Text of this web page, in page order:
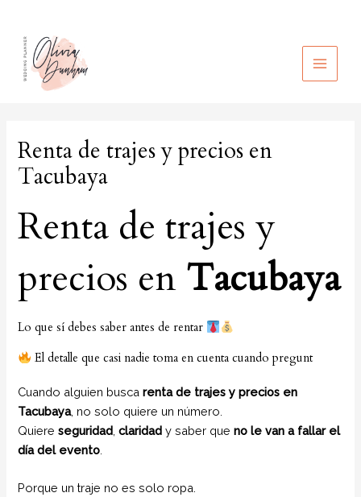
contenido
MAIN
Renta de trajes y precios en
Tacubaya
Renta de trajes y
precios en Tacubaya
Lo que sí debes saber antes de rentar
El detalle que casi nadie toma en cuenta cuando pregunt
Cuando alguien buscarenta de trajes y precios en
Tacubaya, no solo quiere un número.
Quiereseguridad ,claridad y saber queno le van a fallar el
día del evento
Porque un traje no es solo ropa.